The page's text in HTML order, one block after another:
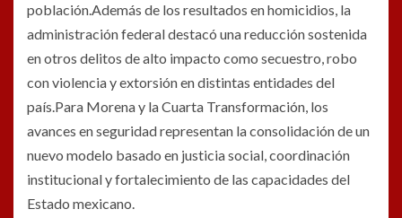
población.Además de los resultados en homicidios, la
administración federal destacó una reducción sostenida
en otros delitos de alto impacto como secuestro, robo
con violencia y extorsión en distintas entidades del
país.Para Morena y la Cuarta Transformación, los
avances en seguridad representan la consolidación de un
nuevo modelo basado en justicia social, coordinación
institucional y fortalecimiento de las capacidades del
Estado mexicano.